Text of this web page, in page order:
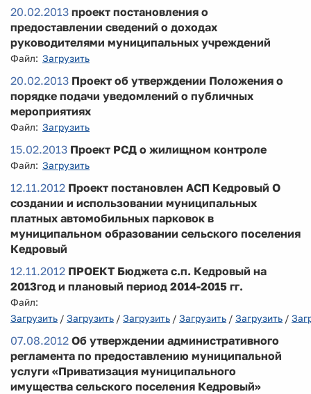
20.02.2013 проект постановления о
предоставлении сведений о доходах
руководителями муниципальных учреждений
Файл: Загрузить
20.02.2013 Проект об утверждении Положения о
порядке подачи уведомлений о публичных
мероприятиях
Файл: Загрузить
15.02.2013 Проект РСД о жилищном контроле
Файл: Загрузить
12.11.2012 Проект постановлен АСП Кедровый О
создании и использовании муниципальных
платных автомобильных парковок в
муниципальном образовании сельского поселения
Кедровый
12.11.2012 ПРОЕКТ Бюджета с.п. Кедровый на
2013год и плановый период 2014-2015 гг.
Файл:
Загрузить / Загрузить / Загрузить / Загрузить / Загрузить /
07.08.2012 Об утверждении административного
регламента по предоставлению муниципальной
услуги «Приватизация муниципального
имущества сельского поселения Кедровый»